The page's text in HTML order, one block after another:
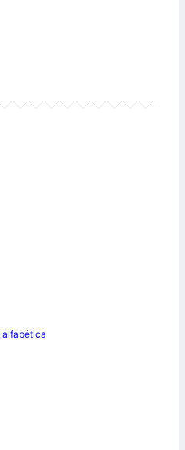
alfabética